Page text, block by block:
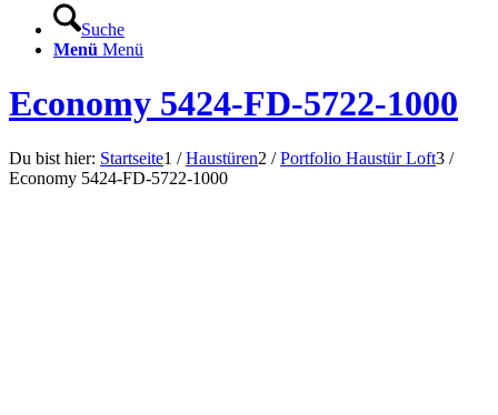
Suche
Menü Menü
Economy 5424-FD-5722-1000
Du bist hier: Startseite1 / Haustüren2 / Portfolio Haustür Loft3 /
Economy 5424-FD-5722-1000